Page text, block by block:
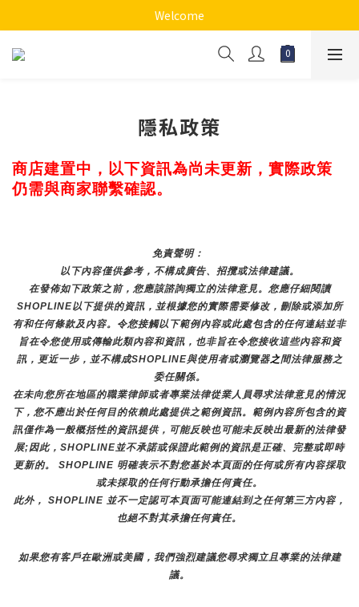
Welcome
隱私政策
商店建置中，以下資訊為尚未更新，實際政策
仍需與商家聯繫確認。
免責聲明：
以下內容僅供參考，不構成廣告、招攬或法律建議。
在發佈如下政策之前，您應該諮詢獨立的法律意見。您應仔細閱讀
SHOPLINE以下提供的資訊，並根據您的實際需要修改，刪除或添加所
有和任何條款及內容。令您接觸以下範例內容或此處包含的任何連結並非
旨在令您使用或傳輸此類內容和資訊，也非旨在令您接收這些內容和資
訊，更近一步，並不構成SHOPLINE與使用者或瀏覽器之間法律服務之
委任關係。
在未向您所在地區的職業律師或者專業法律從業人員尋求法律意見的情況
下，您不應出於任何目的依賴此處提供之範例資訊。範例內容所包含的資
訊僅作為一般概括性的資訊提供，可能反映也可能未反映出最新的法律發
展;因此，SHOPLINE並不承諾或保證此範例的資訊是正確、完整或即時
更新的。 SHOPLINE 明確表示不對您基於本頁面的任何或所有內容採取
或未採取的任何行動承擔任何責任。
此外， SHOPLINE 並不一定認可本頁面可能連結到之任何第三方內容，
也絕不對其承擔任何責任。
如果您有客戶在歐洲或美國，我們強烈建議您尋求獨立且專業的法律建
議。